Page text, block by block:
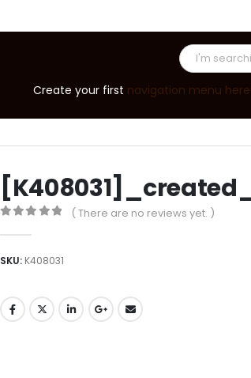
Create your first navigation menu here
( There are no reviews yet. )
SKU: K408031